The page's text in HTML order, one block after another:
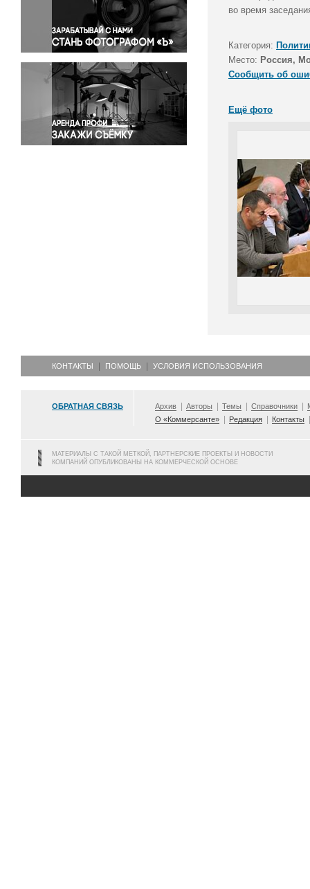
Правосудие
Происшествия и конфликты
Религия
Светская жизнь
Спорт
Экология
Экономика и бизнес
во время
Категория:
Место: Россия,
Сообщить об
Ещё фото
КОНТАКТЫ ПОМОЩЬ УСЛОВИЯ ИСПОЛЬЗОВАНИЯ
ОБРАТНАЯ СВЯЗЬ Архив Авторы Темы Справочники
О «Коммерсанте»
Редакция Контакты
МАТЕРИАЛЫ С ТАКОЙ МЕТКОЙ, ПАРТНЕРСКИЕ ПРОЕКТЫ И НОВОСТИ
КОМПАНИЙ ОПУБЛИКОВАНЫ НА КОММЕРЧЕСКОЙ ОСНОВЕ